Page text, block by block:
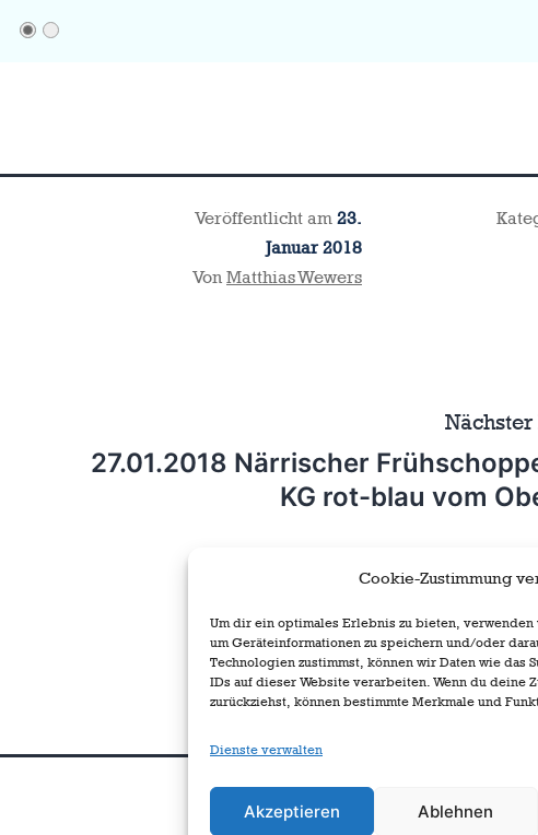
Cookie-Zustimmung
Um dir ein optimales Erlebnis zu bieten,
um Geräteinformationen zu speichern und/oder
Technologien zustimmst, können wir Daten wie das
IDs auf dieser Website verarbeiten. Wenn du deine
zurückziehst, können bestimmte Merkmale und
Dienste verwalten
Akzeptieren Ablehnen
Veröffentlicht am 23.
Januar 2018
Von Matthias Wewers
27.01.2018 Närrischer
KG rot-blau vom